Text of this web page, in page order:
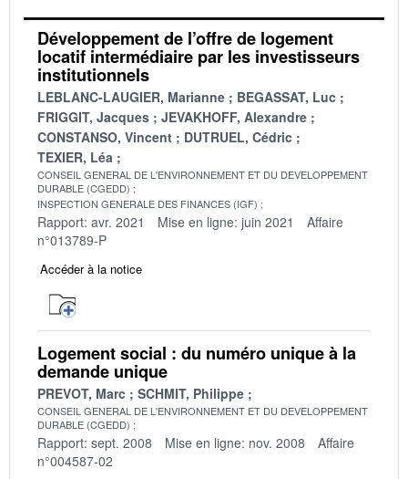
Développement de l’offre de logement
locatif intermédiaire par les investisseurs
institutionnels
LEBLANC-LAUGIER, Marianne
BEGASSAT, Luc
FRIGGIT, Jacques
JEVAKHOFF, Alexandre
CONSTANSO, Vincent
DUTRUEL, Cédric
TEXIER, Léa
CONSEIL GENERAL DE L'ENVIRONNEMENT ET DU DEVELOPPEMENT
DURABLE (CGEDD)
INSPECTION GENERALE DES FINANCES (IGF)
Rapport: avr. 2021 Mise en ligne: juin 2021
Affaire
n°013789-P
Accéder à la notice
Logement social : du numéro unique à la
demande unique
PREVOT, Marc SCHMIT, Philippe
CONSEIL GENERAL DE L'ENVIRONNEMENT ET DU DEVELOPPEMENT
DURABLE (CGEDD)
Rapport: sept. 2008 Mise en ligne: nov. 2008
Affaire
n°004587-02